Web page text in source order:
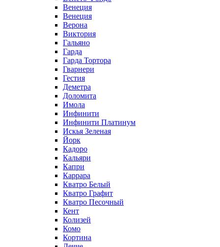
Венеция
Венеция
Верона
Виктория
Гальяно
Гарда
Гарда Тортора
Гварнери
Гестия
Деметра
Доломита
Имола
Инфинити
Инфинити Платинум
Искья Зеленая
Йорк
Кадоро
Кальяри
Капри
Каррара
Кватро Белый
Кватро Графит
Кватро Песочный
Кент
Колизей
Комо
Кортина